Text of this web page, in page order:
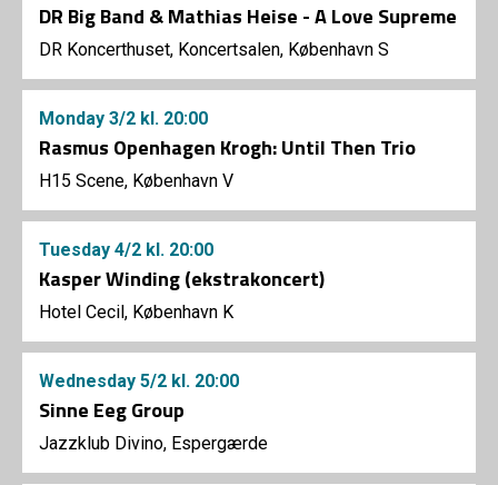
DR Big Band & Mathias Heise - A Love Supreme
DR Koncerthuset, Koncertsalen, København S
Monday 3/2 kl. 20:00
Rasmus Openhagen Krogh: Until Then Trio
H15 Scene, København V
Tuesday 4/2 kl. 20:00
Kasper Winding (ekstrakoncert)
Hotel Cecil, København K
Wednesday 5/2 kl. 20:00
Sinne Eeg Group
Jazzklub Divino, Espergærde